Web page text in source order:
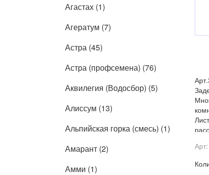
Агастах (1)
Агератум (7)
Астра (45)
Астра (профсемена) (76)
Аквилегия (Водосбор) (5)
Алиссум (13)
Альпийская горка (смесь) (1)
Амарант (2)
Амми (1)
45
Арт: